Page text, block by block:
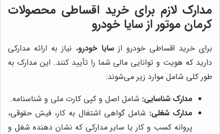
مدارک لازم برای خرید اقساطی محصولات
کرمان موتور از سایا خودرو
برای خرید اقساطی خودرو ازسایا خودرو، نیاز به ارائه مدارکی
دارید که هویت و توانایی مالی شما را تأیید کنند. این مدارک به
طور کلی شامل موارد زیر می‌شوند:
مدارک شناسایی: شامل اصل و کپی کارت ملی و شناسنامه.
مدارک شغلی: شامل گواهی اشتغال به کار، فیش حقوقی،
پروانه کسب و کار یا سایر مدارکی که نشان دهنده شغل و